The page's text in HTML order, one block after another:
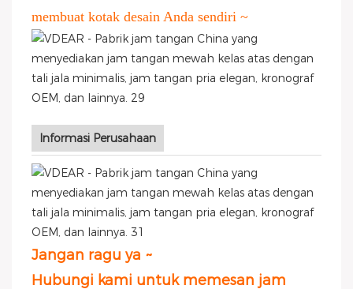
membuat kotak desain Anda sendiri ~
Informasi Perusahaan
Jangan ragu ya ~
Hubungi kami untuk memesan jam